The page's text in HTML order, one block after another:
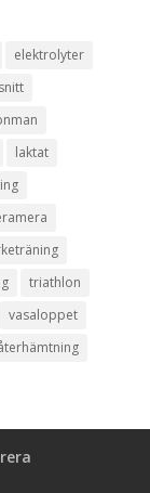
elektrolyter
laktat
triathlon
vasaloppet